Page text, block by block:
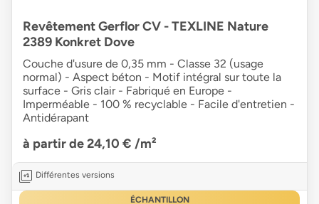
Revêtement Gerflor CV - TEXLINE Nature
2389 Konkret Dove
Couche d'usure de 0,35 mm - Classe 32 (usage
normal) - Aspect béton - Motif intégral sur toute la
surface - Gris clair - Fabriqué en Europe -
Imperméable - 100 % recyclable - Facile d'entretien -
Antidérapant
à partir de 24,10 € /m²
Différentes versions
ÉCHANTILLON